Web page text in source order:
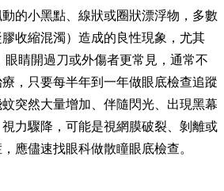
的小黑點、線狀或圈狀漂浮物，多數
收縮混濁）造成的良性現象，尤其
眼睛開過刀或外傷者更常見，通常不
，只要每半年到一年做眼底檢查追蹤
突然大量增加、伴隨閃光、出現黑幕
力驟降，可能是視網膜破裂、剝離或
應儘速找眼科做散瞳眼底檢查。